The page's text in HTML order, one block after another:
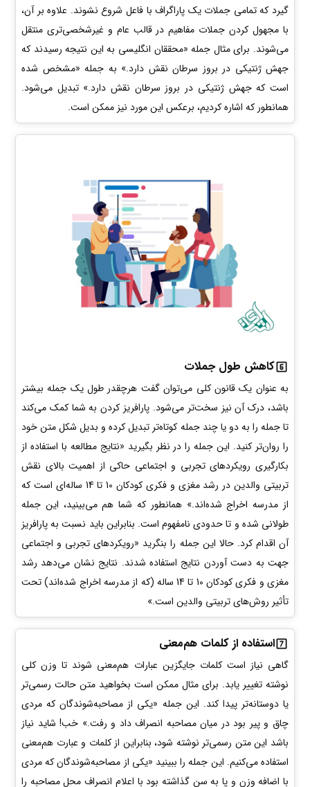
گیرد که تمامی جملات یک پاراگراف با فاعل شروع نشوند. علاوه بر آن،
با مجهول کردن جملات مفاهیم در قالب عام‌ و غیرشخصی‌تری منتقل
می‌شوند. برای مثال جمله «محققان انگلیسی به این نتیجه رسیدند که
جهش ژنتیکی در بروز سرطان نقش دارد.» به جمله «مشخص شده
است که جهش ژنتیکی در بروز سرطان نقش دارد.» تبدیل می‌شود.
همانطور که اشاره کردیم، برعکس این مورد نیز ممکن است.
کاهش طول جملات
به عنوان یک قانون کلی می‌توان گفت هرچقدر طول یک جمله بیشتر
باشد، درک آن نیز سخت‌تر می‌شود. پارافریز کردن به شما کمک می‌کند
تا جمله را به دو یا چند جمله کوتاه‌تر تبدیل کرده و بدیل شکل متن خود
را روان‌تر کنید. این جمله را در نظر بگیرید «نتایج مطالعه با استفاده از
بکارگیری رویکردهای تجربی و اجتماعی حاکی از اهمیت بالای نقش
تربیتی والدین در رشد مغزی و فکری کودکان 10 تا 14 ساله‌ای است که
از مدرسه اخراج شده‌اند.» همانطور که شما هم می‌بینید، این جمله
طولانی شده و تا حدودی نامفهوم است. بنابراین باید نسبت به پارافریز
آن اقدام کرد. حالا این جمله را بنگرید «رویکردهای تجربی و اجتماعی
جهت به دست آوردن نتایج استفاده شدند. نتایج نشان می‌دهد رشد
مغزی و فکری کودکان 10 تا 14 ساله (که از مدرسه اخراج شده‌اند) تحت
تأثیر روش‌های تربیتی والدین است.»
استفاده از کلمات هم‌معنی
گاهی نیاز است کلمات جایگزین عبارات هم‌معنی شوند تا وزن کلی
نوشته تغییر یابد. برای مثال ممکن است بخواهید متن حالت رسمی‌تر
یا دوستانه‌تر پیدا کند. این جمله «یکی از مصاحبه‌شوندگان که مردی
چاق و پیر بود در میان مصاحبه انصراف داد و رفت.» خب! شاید نیاز
باشد این متن رسمی‌تر نوشته شود، بنابراین از کلمات و عبارت هم‌معنی
استفاده می‌کنیم. این جمله را ببینید «یکی از مصاحبه‌شوندگان که مردی
با اضافه وزن و پا به سن گذاشته بود با اعلام انصراف محل مصاحبه را